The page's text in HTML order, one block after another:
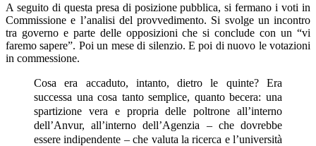
A seguito di questa presa di posizione pubblica, si fermano i voti in
Commissione e l’analisi del provvedimento. Si svolge un incontro
tra governo e parte delle opposizioni che si conclude con un “vi
faremo sapere”. Poi un mese di silenzio. E poi di nuovo le votazioni
in commessione.
Cosa era accaduto, intanto, dietro le quinte? Era
successa una cosa tanto semplice, quanto becera: una
spartizione vera e propria delle poltrone all’interno
dell’Anvur, all’interno dell’Agenzia – che dovrebbe
essere indipendente – che valuta la ricerca e l’università